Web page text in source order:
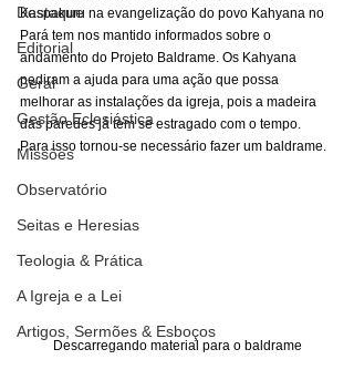
Destaque
Editorial
Geral
Gestão Eclesiástica
Missões
Observatório
Seitas e Heresias
Teologia & Prática
A Igreja e a Lei
Artigos, Sermões & Esboços
Kaspakuru na evangelização do povo Kahyana no
Pará tem nos mantido informados sobre o
andamento do Projeto Baldrame. Os Kahyana
pediram a ajuda para uma ação que possa
melhorar as instalações da igreja, pois a madeira
das paredes já tem se estragado com o tempo.
Para isso tornou-se necessário fazer um baldrame.
Descarregando material para o baldrame